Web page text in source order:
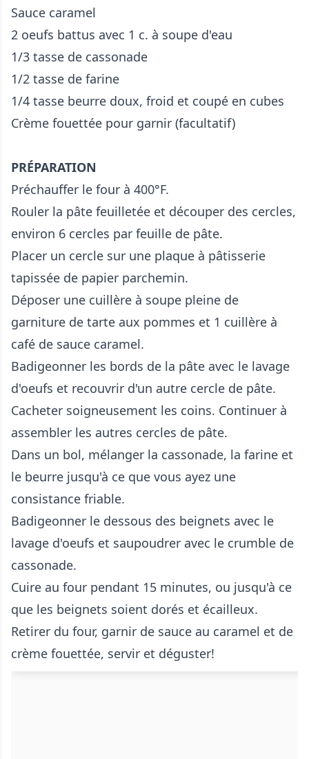
Sauce caramel
2 oeufs battus avec 1 c. à soupe d'eau
1/3 tasse de cassonade
1/2 tasse de farine
1/4 tasse beurre doux, froid et coupé en cubes
Crème fouettée pour garnir (facultatif)
PRÉPARATION
Préchauffer le four à 400°F.
Rouler la pâte feuilletée et découper des cercles,
environ 6 cercles par feuille de pâte.
Placer un cercle sur une plaque à pâtisserie
tapissée de papier parchemin.
Déposer une cuillère à soupe pleine de
garniture de tarte aux pommes et 1 cuillère à
café de sauce caramel.
Badigeonner les bords de la pâte avec le lavage
d'oeufs et recouvrir d'un autre cercle de pâte.
Cacheter soigneusement les coins. Continuer à
assembler les autres cercles de pâte.
Dans un bol, mélanger la cassonade, la farine et
le beurre jusqu'à ce que vous ayez une
consistance friable.
Badigeonner le dessous des beignets avec le
lavage d'oeufs et saupoudrer avec le crumble de
cassonade.
Cuire au four pendant 15 minutes, ou jusqu'à ce
que les beignets soient dorés et écailleux.
Retirer du four, garnir de sauce au caramel et de
crème fouettée, servir et déguster!